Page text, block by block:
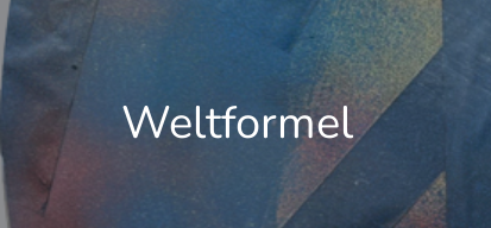
Weltformel